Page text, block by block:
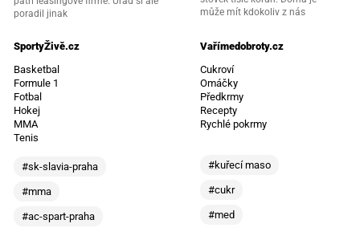
poradil jinak
může mít kdokoliv z nás
SportyŽivě.cz
Basketbal
Formule 1
Fotbal
Hokej
MMA
Tenis
#sk-slavia-praha
#mma
#ac-spart-praha
Vařímedobroty.cz
Cukroví
Omáčky
Předkrmy
Recepty
Rychlé pokrmy
#kuřecí maso
#cukr
#med